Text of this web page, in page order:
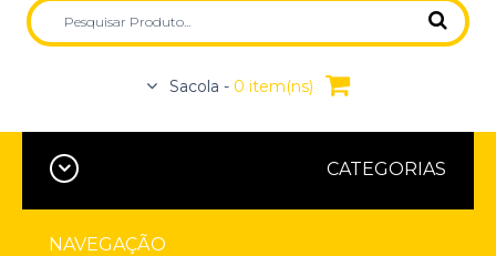
Sacola - 0 item(ns)
CATEGORIAS
NAVEGAÇÃO